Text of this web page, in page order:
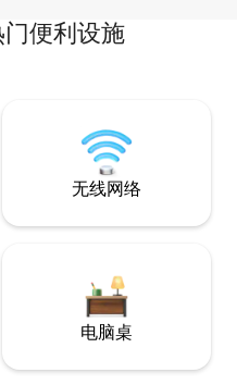
便利设施
无线网络
电脑桌